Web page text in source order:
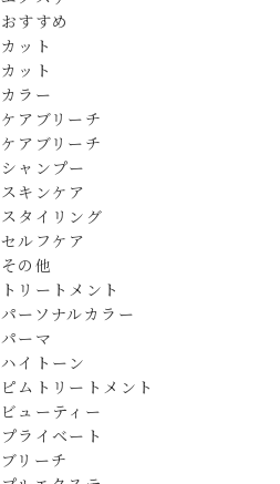
おすすめ
カット
カット
カラー
ケアブリーチ
ケアブリーチ
シャンプー
スキンケア
スタイリング
セルフケア
その他
トリートメント
パーソナルカラー
パーマ
ハイトーン
ピムトリートメント
ビューティー
プライベート
ブリーチ